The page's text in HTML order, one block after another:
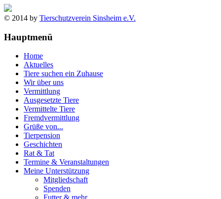
© 2014 by Tierschutzverein Sinsheim e.V.
Hauptmenü
Home
Aktuelles
Tiere suchen ein Zuhause
Wir über uns
Vermittlung
Ausgesetzte Tiere
Vermittelte Tiere
Fremdvermittlung
Grüße von...
Tierpension
Geschichten
Rat & Tat
Termine & Veranstaltungen
Meine Unterstützung
Mitgliedschaft
Spenden